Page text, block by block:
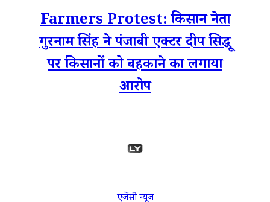
Farmers Protest: किसान नेता
गुरनाम सिंह ने पंजाबी एक्टर दीप सिद्धू
पर किसानों को बहकाने का लगाया
आरोप
एजेंसी न्यूज